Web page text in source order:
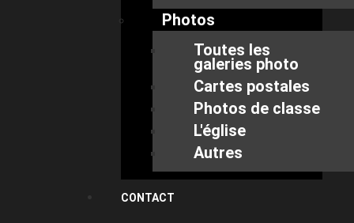
Photos
Toutes les
galeries photo
Cartes postales
Photos de classe
L'église
Autres
CONTACT